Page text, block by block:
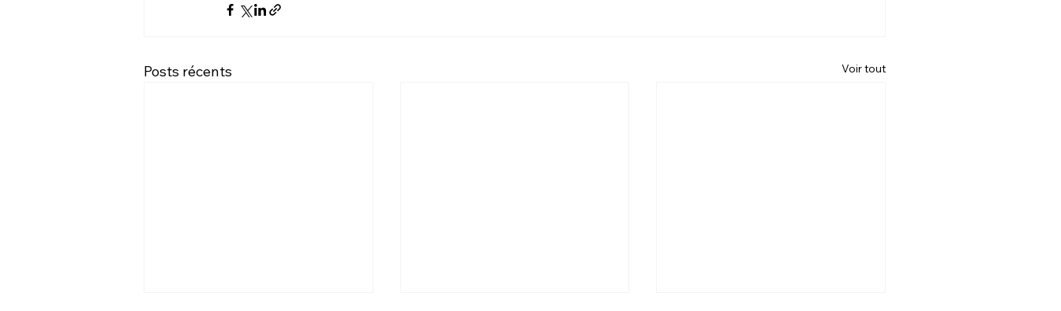
Posts récents Voir tout